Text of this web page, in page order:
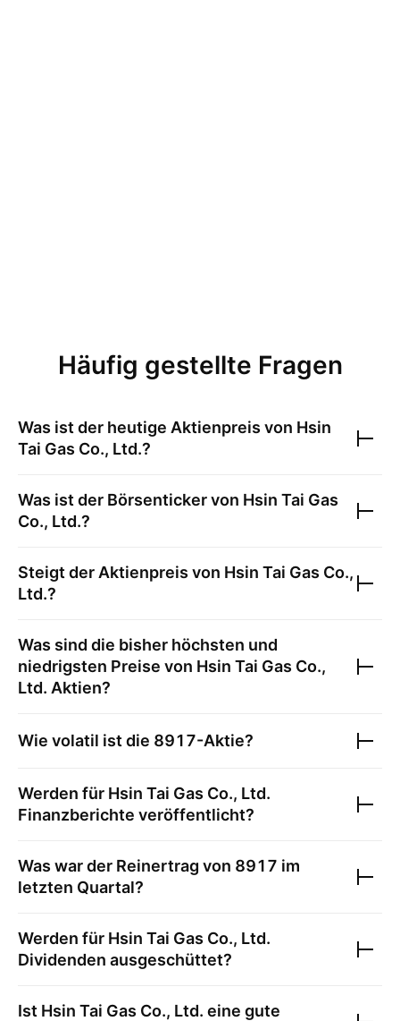
Häufig gestellte Fragen
Was ist der heutige Aktienpreis von Hsin
Tai Gas Co., Ltd.?
Was ist der Börsenticker von Hsin Tai Gas
Co., Ltd.?
Steigt der Aktienpreis von Hsin Tai Gas Co.,
Ltd.?
Was sind die bisher höchsten und
niedrigsten Preise von Hsin Tai Gas Co.,
Ltd. Aktien?
Wie volatil ist die 8917-Aktie?
Werden für Hsin Tai Gas Co., Ltd.
Finanzberichte veröffentlicht?
Was war der Reinertrag von 8917 im
letzten Quartal?
Werden für Hsin Tai Gas Co., Ltd.
Dividenden ausgeschüttet?
Ist Hsin Tai Gas Co., Ltd. eine gute